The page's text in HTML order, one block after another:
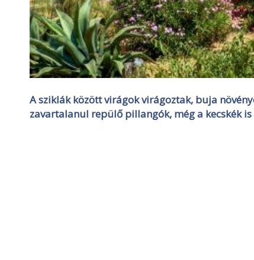
A sziklák között virágok virágoztak, buja
zavartalanul repülő pillangók, még a kecskék